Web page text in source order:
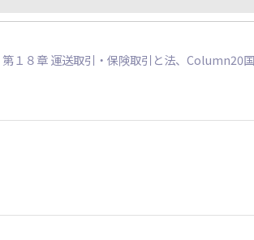
８章 運送取引・保険取引と法、Column20国